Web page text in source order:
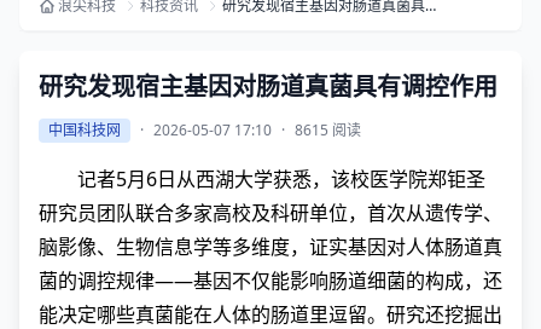
浪尖科技 科技资讯 研究发现宿主基因对肠道真菌具有调控作用
研究发现宿主基因对肠道真菌具有调控作用
中国科技网 · 2026-05-07 17:10 · 8615 阅读
记者5月6日从西湖大学获悉，该校医学院郑钜圣
研究员团队联合多家高校及科研单位，首次从遗传学、
脑影像、生物信息学等多维度，证实基因对人体肠道真
菌的调控规律——基因不仅能影响肠道细菌的构成，还
能决定哪些真菌能在人体的肠道里逗留。研究还挖掘出